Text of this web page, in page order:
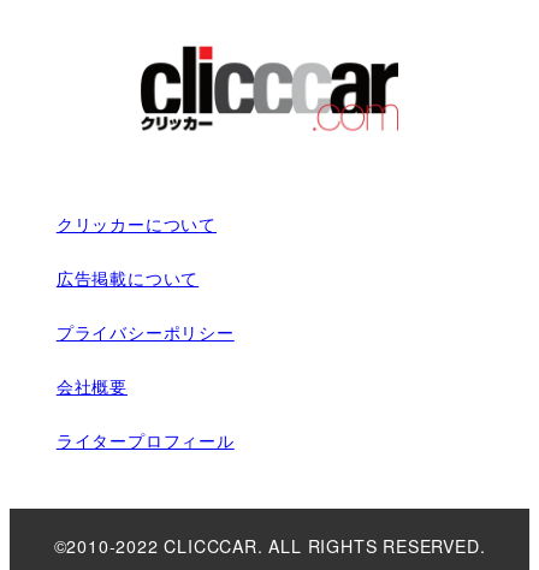
クリッカーについて
広告掲載について
プライバシーポリシー
会社概要
ライタープロフィール
©2010-2022 CLICCCAR. ALL RIGHTS RESERVED.